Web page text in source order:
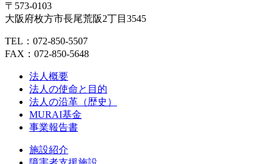
〒573-0103
大阪府枚方市長尾荒阪2丁目3545
TEL：072-850-5507
FAX：072-850-5648
法人概要
法人の使命と目的
法人の沿革（歴史）
MURAI基金
事業報告書
施設紹介